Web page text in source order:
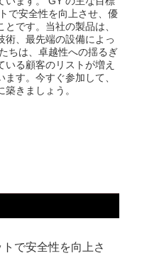
で安全性を向上させ、優
です。当社の製品は、
術、最先端の設備によっ
ちは、卓越性への揺るぎ
いる顧客のリストが増え
す。今すぐ参加して、
きましょう。
で安全性を向上さ